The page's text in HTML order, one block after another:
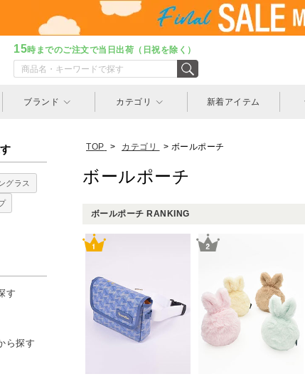
15時までのご注文で当日出荷（日祝を除く）
ブランド カテゴリ 新着アイテム
グラス
す
ら探す
TOP > カテゴリ > ボールポーチ
ボールポーチ
ボールポーチ RANKING